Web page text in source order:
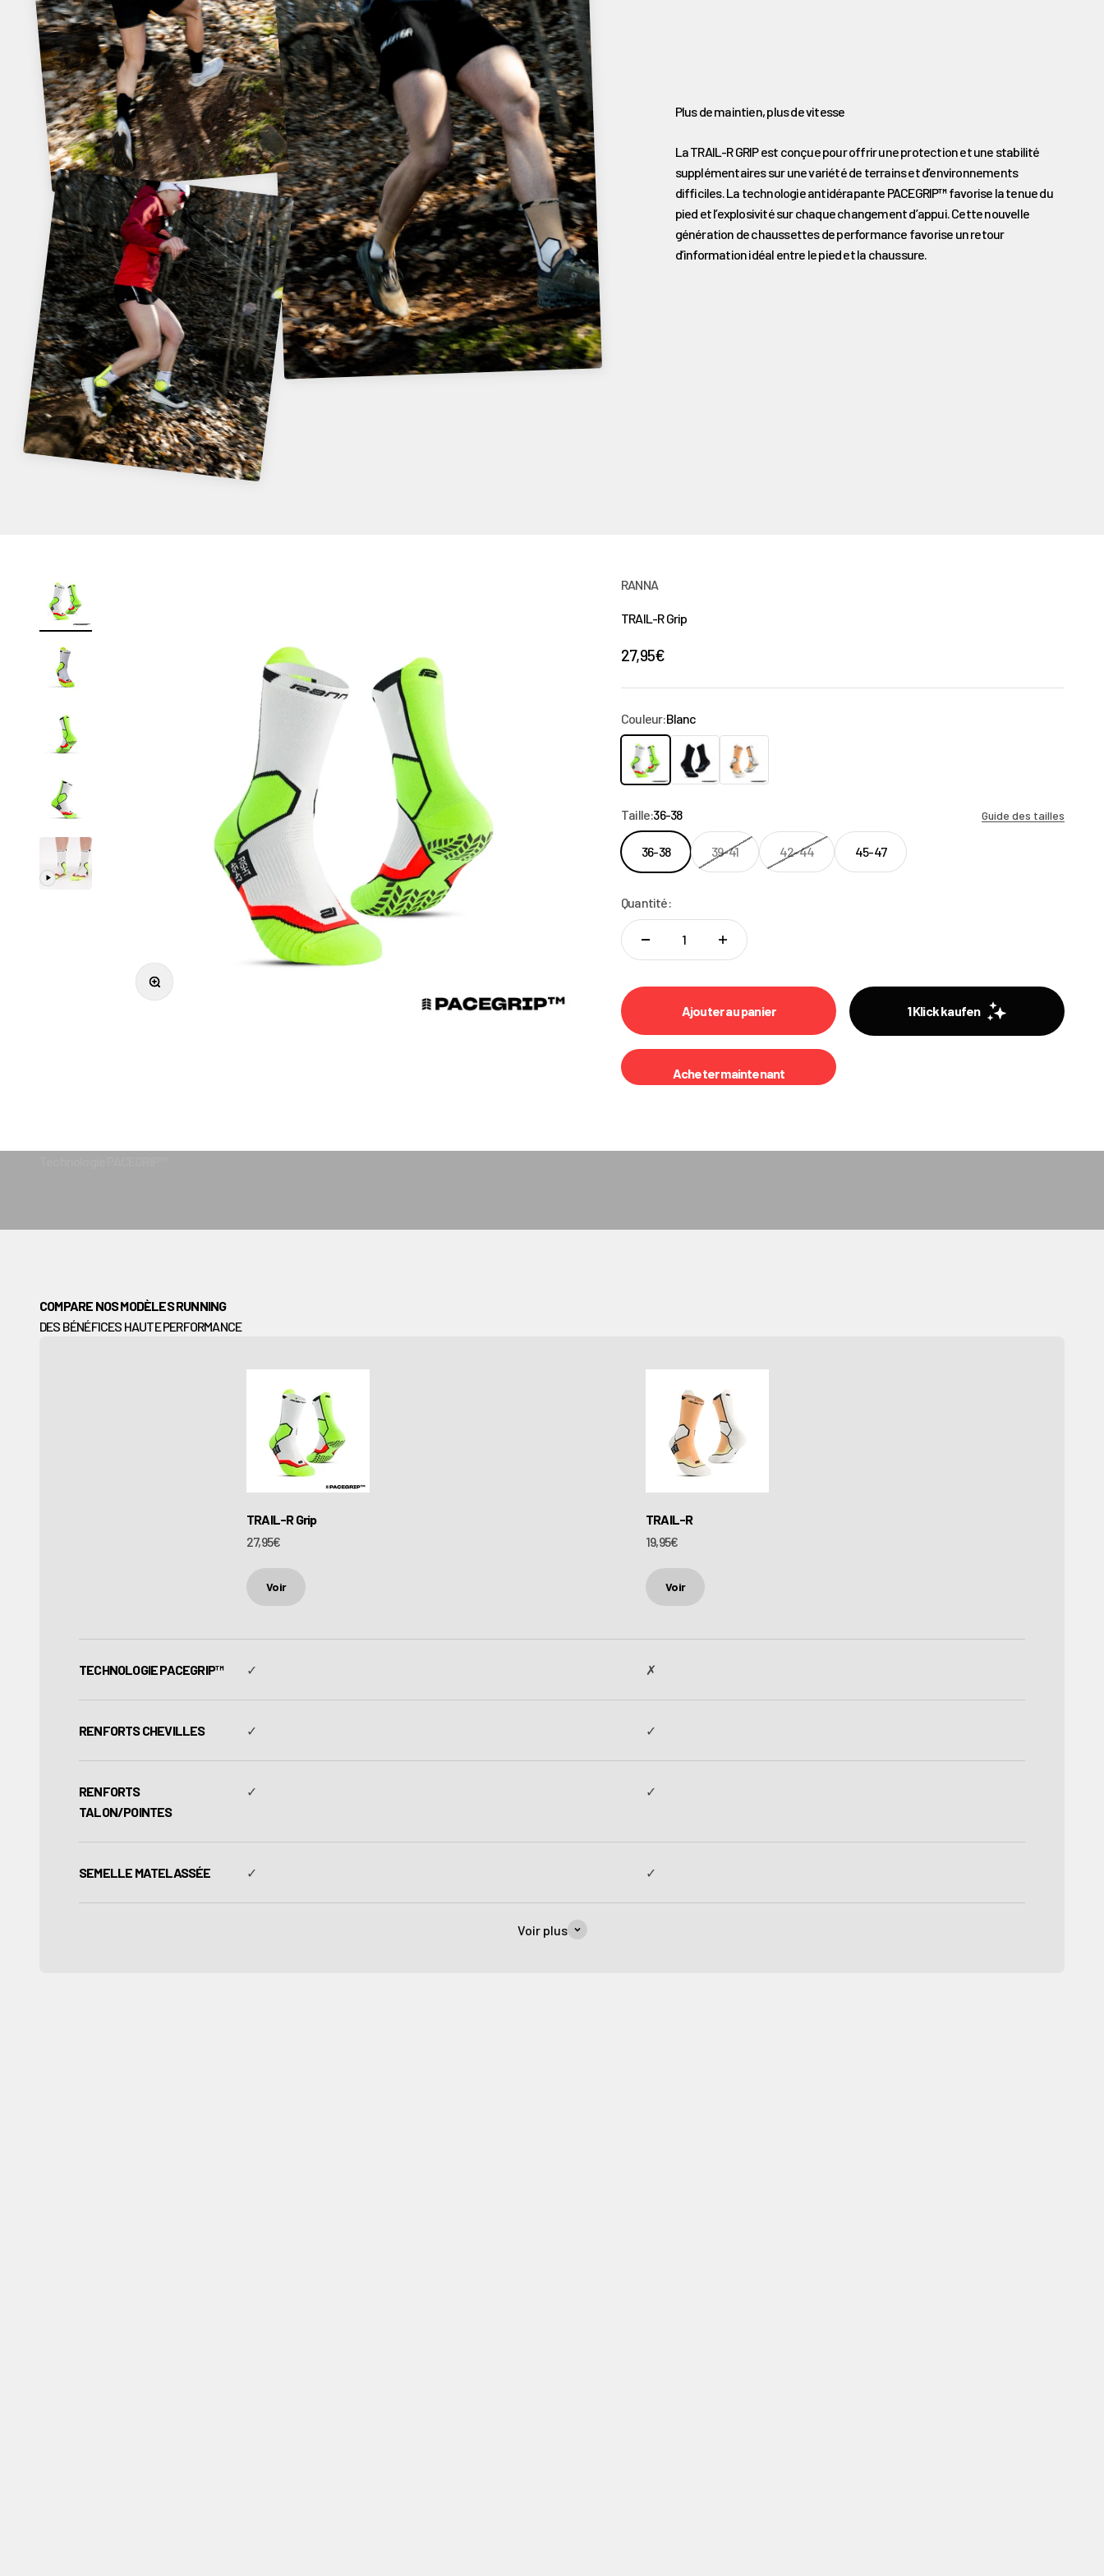
La TRAIL-R GRIP est conçue pour offrir une protection et une stabilité
supplémentaires sur une variété de terrains et d’environnements
difficiles. La technologie antidérapante PACEGRIP™favorise la tenue du
pied et l’explosivité sur chaque changement d’appui. Cette nouvelle
génération de chaussettes de performance favorise un retour
d’information idéal entre le pied et la chaussure.
Zoomer sur l'image
RANNA
TRAIL-R Grip
Prix de vente
27,95€
Couleur:Blanc
Blanc
Noir Beige
Taille:36-38 Guide des tailles
36-38 39-41 42-44 45-47
Quantité:
Ajouter au panier
Acheter maintenant
COMPARE NOS MODÈLES RUNNING
DES BÉNÉFICES HAUTE PERFORMANCE
TRAIL-R Grip
Prix de vente
27,95€
Voir
TRAIL-R
Prix de vente
19,95€
Voir
TECHNOLOGIE PACEGRIP™ ✓ ✗
RENFORTS CHEVILLES ✓ ✓
RENFORTS
TALON/POINTES
✓ ✓
SEMELLE MATELASSÉE ✓ ✓
Voir plus